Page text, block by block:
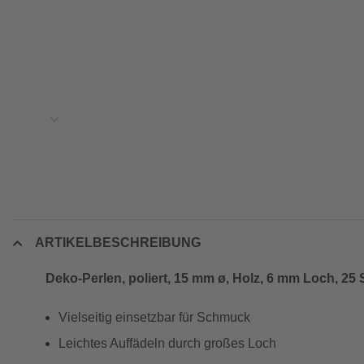
ARTIKELBESCHREIBUNG
Deko-Perlen, poliert, 15 mm ø, Holz, 6 mm Loch, 25
Vielseitig einsetzbar für Schmuck
Leichtes Auffädeln durch großes Loch